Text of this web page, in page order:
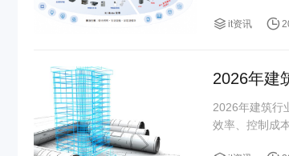
it资讯
2026年建
2026年建筑行
效率、控制成